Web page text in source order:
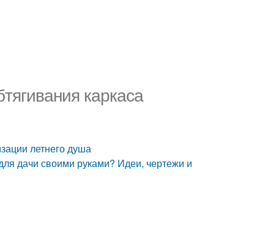
каркаса
летнего душа
дачи своими руками? Идеи, чертежи и